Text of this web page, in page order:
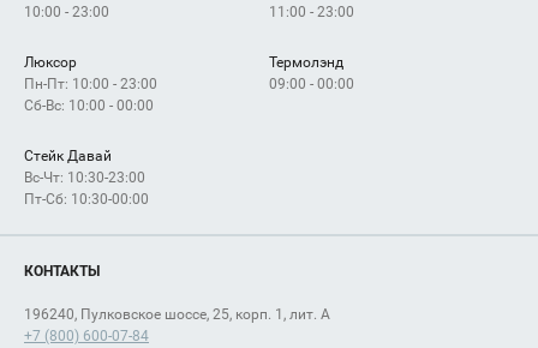
10:00 - 23:00
11:00 - 23:00
Люксор
Пн-Пт: 10:00 - 23:00
Сб-Вс: 10:00 - 00:00
Термолэнд
09:00 - 00:00
Стейк Давай
Вс-Чт: 10:30-23:00
Пт-Сб: 10:30-00:00
КОНТАКТЫ
196240, Пулковское шоссе, 25, корп. 1, лит. А
+7 (800) 600-07-84